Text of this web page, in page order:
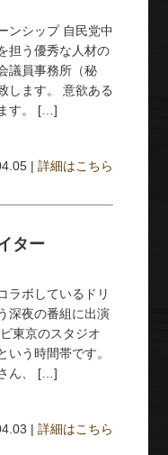
ンシップ 自民党中
担う優秀な人材の
議員事務所（秘
します。 意欲ある
す。 […]
|詳細はこちら
ター
ラボしているドリ
深夜の番組に出演
東京のスタジオ
いう時間帯です。
ん、 […]
|詳細はこちら